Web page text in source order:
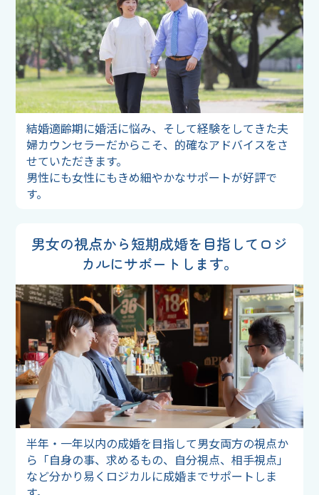
結婚適齢期に婚活に悩み、そして経験をしてきた夫
婦カウンセラーだからこそ、的確なアドバイスをさ
せていただきます。
男性にも⼥性にもきめ細やかなサポートが好評で
す。
男女の視点から短期成婚を目指して ロジ
カルにサポートします。
半年・一年以内の成婚を目指して男女両方の視点か
ら「自身の事、求めるもの、自分視点、相手視点」
など分かり易くロジカルに成婚までサポートしま